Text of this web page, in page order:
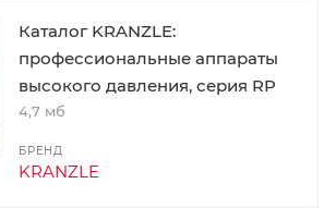
Каталог KRANZLE:
профессиональные аппараты
высокого давления, серия RP
4,7 мб
БРЕНД
KRANZLE